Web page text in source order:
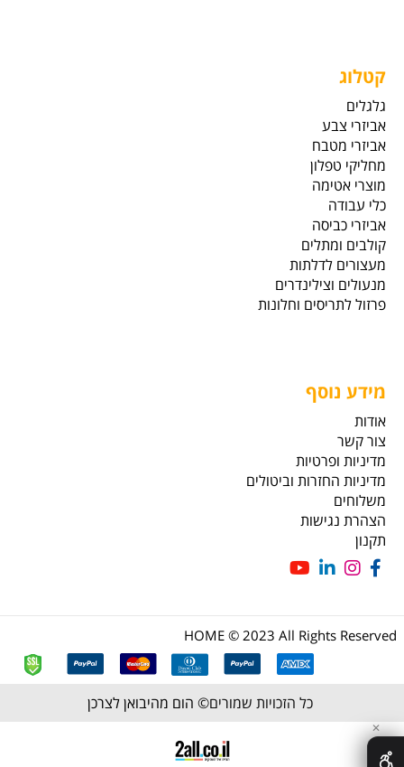
קטלוג
גלגלים
אביזרי צבע
אביזרי מטבח
מחליקי טפלון
מוצרי אטימה
כלי עבודה
אביזרי כביסה
קולבים ומתלים
מעצורים לדלתות
מנעולים וצילינדרים
פרזול לתריסים וחלונות
מידע נוסף
אודות
צור קשר
מדיניות ופרטיות
מדיניות החזרות וביטולים
משלוחים
הצהרת נגישות
תקנון
HOME © 2023 All Rights Reserved
כל הזכויות שמורים© הום מהיבואן לצרכן
✕